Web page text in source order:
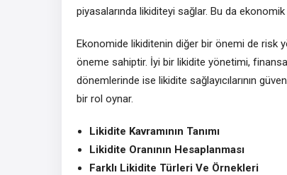
piyasalarında likiditeyi sağlar. Bu da
Ekonomide likiditenin diğer bir önemi de risk
öneme sahiptir. İyi bir likidite yönetimi,
dönemlerinde ise likidite sağlayıcılarının
bir rol oynar.
Likidite Kavramının Tanımı
Likidite Oranının Hesaplanması
Farklı Likidite Türleri Ve Örnekleri